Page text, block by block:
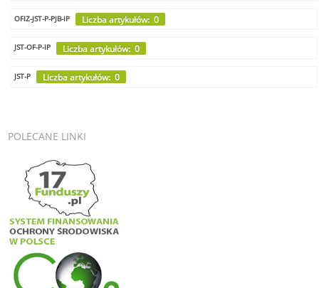
OFIZ-JST-P-PJB-IP Liczba artykułów: 0
JST-OF-P-IP Liczba artykułów: 0
JST-P Liczba artykułów: 0
POLECANE LINKI